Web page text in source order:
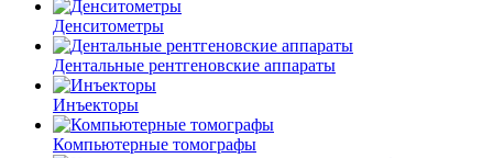
Денситометры
Дентальные рентгеновские аппараты
Инъекторы
Компьютерные томографы